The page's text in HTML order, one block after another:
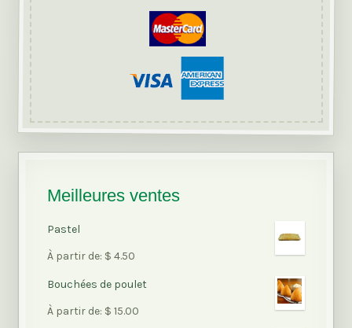
Meilleures ventes
Pastel
Note
5
À partir de: $ 4.50
Bouchées de poulet
Note
À partir de: $ 15.00